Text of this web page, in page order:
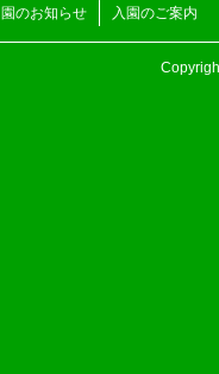
園のお知らせ 入園のご案内